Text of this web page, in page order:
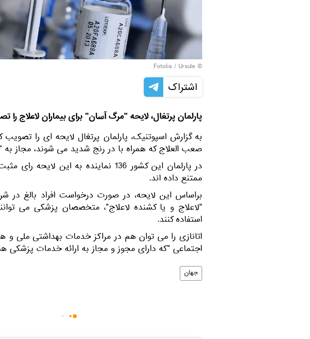
©
Fotolia / Ursule
اشتراک
پارلمان پرتغال، لایحه "مرگ آسان" برای بیماران لاعلاج را
به گزارش اسپوتنیک، پارلمان پرتغال لایحه ای را
صعب العلاج که همراه با در رنج شدید می شوند، مجاز
ممتنع داده اند.
براساس این لایحه، در صورت درخواست افراد بالغ در
"لاعلاج و یا کشنده لاعلاج"، متخصصان پزشکی می
استفاده کنند.
اتانازی را می توان هم در مراکز خدمات بهداشتی
اجتماعی "که دارای مجوز و مجاز به ارائه خدمات پزشکی
جهان